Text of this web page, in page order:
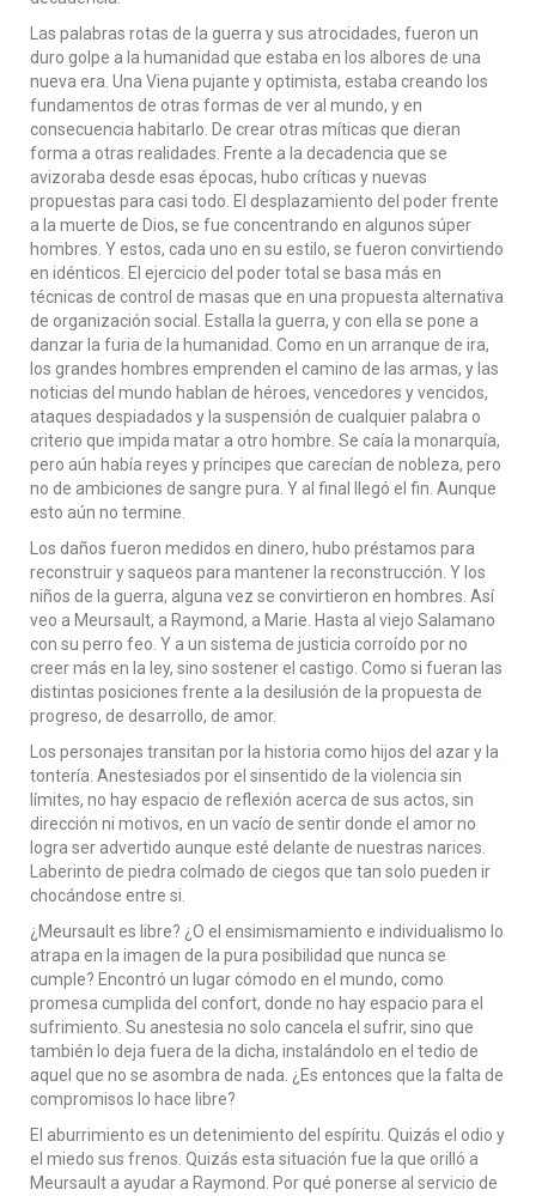
Las palabras rotas de la guerra y sus atrocidades, fueron un
duro golpe a la humanidad que estaba en los albores de una
nueva era. Una Viena pujante y optimista, estaba creando los
fundamentos de otras formas de ver al mundo, y en
consecuencia habitarlo. De crear otras míticas que dieran
forma a otras realidades. Frente a la decadencia que se
avizoraba desde esas épocas, hubo críticas y nuevas
propuestas para casi todo. El desplazamiento del poder frente
a la muerte de Dios, se fue concentrando en algunos súper
hombres. Y estos, cada uno en su estilo, se fueron convirtiendo
en idénticos. El ejercicio del poder total se basa más en
técnicas de control de masas que en una propuesta alternativa
de organización social. Estalla la guerra, y con ella se pone a
danzar la furia de la humanidad. Como en un arranque de ira,
los grandes hombres emprenden el camino de las armas, y las
noticias del mundo hablan de héroes, vencedores y vencidos,
ataques despiadados y la suspensión de cualquier palabra o
criterio que impida matar a otro hombre. Se caía la monarquía,
pero aún había reyes y príncipes que carecían de nobleza, pero
no de ambiciones de sangre pura. Y al final llegó el fin. Aunque
esto aún no termine.
Los daños fueron medidos en dinero, hubo préstamos para
reconstruir y saqueos para mantener la reconstrucción. Y los
niños de la guerra, alguna vez se convirtieron en hombres. Así
veo a Meursault, a Raymond, a Marie. Hasta al viejo Salamano
con su perro feo. Y a un sistema de justicia corroído por no
creer más en la ley, sino sostener el castigo. Como si fueran las
distintas posiciones frente a la desilusión de la propuesta de
progreso, de desarrollo, de amor.
Los personajes transitan por la historia como hijos del azar y la
tontería. Anestesiados por el sinsentido de la violencia sin
límites, no hay espacio de reflexión acerca de sus actos, sin
dirección ni motivos, en un vacío de sentir donde el amor no
logra ser advertido aunque esté delante de nuestras narices.
Laberinto de piedra colmado de ciegos que tan solo pueden ir
chocándose entre si.
¿Meursault es libre? ¿O el ensimismamiento e individualismo lo
atrapa en la imagen de la pura posibilidad que nunca se
cumple? Encontró un lugar cómodo en el mundo, como
promesa cumplida del confort, donde no hay espacio para el
sufrimiento. Su anestesia no solo cancela el sufrir, sino que
también lo deja fuera de la dicha, instalándolo en el tedio de
aquel que no se asombra de nada. ¿Es entonces que la falta de
compromisos lo hace libre?
El aburrimiento es un detenimiento del espíritu. Quizás el odio y
el miedo sus frenos. Quizás esta situación fue la que orilló a
Meursault a ayudar a Raymond. Por qué ponerse al servicio de